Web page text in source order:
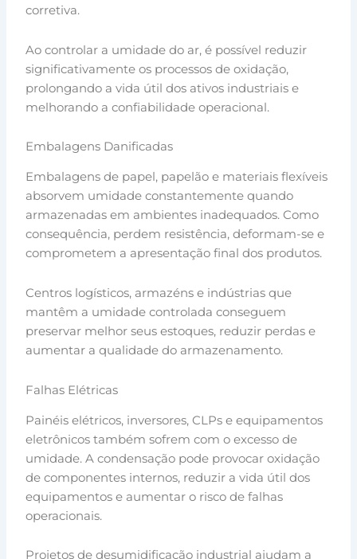
corretiva.
Ao controlar a umidade do ar, é possível reduzir
significativamente os processos de oxidação,
prolongando a vida útil dos ativos industriais e
melhorando a confiabilidade operacional.
Embalagens Danificadas
Embalagens de papel, papelão e materiais flexíveis
absorvem umidade constantemente quando
armazenadas em ambientes inadequados. Como
consequência, perdem resistência, deformam-se e
comprometem a apresentação final dos produtos.
Centros logísticos, armazéns e indústrias que
mantêm a umidade controlada conseguem
preservar melhor seus estoques, reduzir perdas e
aumentar a qualidade do armazenamento.
Falhas Elétricas
Painéis elétricos, inversores, CLPs e equipamentos
eletrônicos também sofrem com o excesso de
umidade. A condensação pode provocar oxidação
de componentes internos, reduzir a vida útil dos
equipamentos e aumentar o risco de falhas
operacionais.
Projetos de desumidificação industrial ajudam a